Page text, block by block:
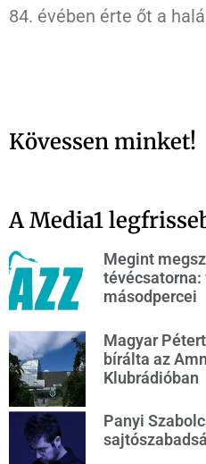
84. évében érte őt a
Kövessen minket!
A Media1
Megint
tévécsatorna:
másodpercei
Magyar
bírálta az
Klubrádióban
Panyi